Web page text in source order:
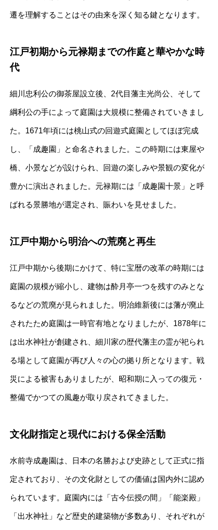
遷を理解することはその由来を深く知る鍵となります。
江戸初期から元禄期までの作庭と華やかな時
代
細川忠利公の御茶屋設立後、2代目藩主光尚公、そして
綱利公の手によって庭園は大規模に整備されていきまし
た。1671年頃には桃山式の回遊式庭園としてほぼ完成
し、「成趣園」と命名されました。この時期には東屋や
橋、小景などが設けられ、回遊の楽しみや景観の変化が
豊かに演出されました。元禄期には「成趣園十景」と呼
ばれる景勝地が選定され、賑わいを見せました。
江戸中期から明治への荒廃と再生
江戸中期から後期にかけて、特に宝暦の改革の時期には
庭園の規模が縮小し、建物は酔月亭一つを残すのみとな
るなどの荒廃が見られました。明治維新後には藩が廃止
されたため庭園は一時官有地となりましたが、1878年に
は出水神社が創建され、細川家の歴代藩主の霊が祀られ
る場として庭園が再び人々の心の拠り所となります。戦
災による被害もありましたが、昭和期に入っての復元・
整備でかつての風趣が取り戻されてきました。
文化財指定と現代における保全活動
水前寺成趣園は、日本の名勝および史跡として正式に指
定されており、その文化財としての価値は国内外に認め
られています。庭園内には「古今伝授の間」「能楽殿」
「出水神社」など歴史的建築物が多数あり、それぞれが